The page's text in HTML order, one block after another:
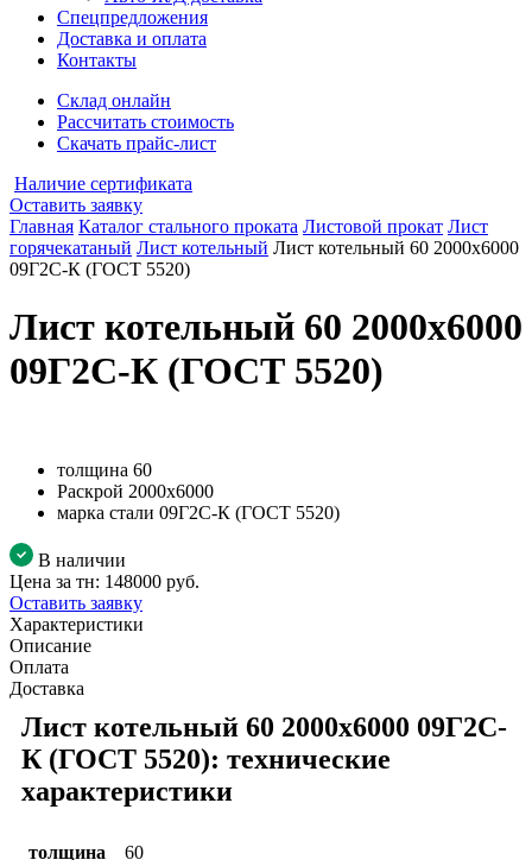
Спецпредложения
Доставка и оплата
Контакты
Склад онлайн
Рассчитать стоимость
Скачать прайс-лист
Наличие сертификата
Оставить заявку
Главная Каталог стального проката Листовой прокат Лист
горячекатаный Лист котельный Лист котельный 60 2000х6000
09Г2С-К (ГОСТ 5520)
Лист котельный 60 2000х6000
09Г2С-К (ГОСТ 5520)
толщина 60
Раскрой 2000х6000
марка стали 09Г2С-К (ГОСТ 5520)
В наличии
Цена за тн: 148000 руб.
Оставить заявку
Характеристики
Описание
Оплата
Доставка
Лист котельный 60 2000х6000 09Г2С-
К (ГОСТ 5520): технические
характеристики
толщина 60